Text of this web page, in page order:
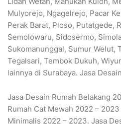
Mulyorejo, Ngagelrejo, Pacar
Perak Barat, Ploso, Putatgede,
Semolowaru, Sidosermo,
Sukomanunggal, Sumur Welut,
Tegalsari, Tembok Dukuh,
lainnya di Surabaya. Jasa
Jasa Desain Rumah Belakang
Rumah Cat Mewah 2022 –
Minimalis 2022 – 2023. Jasa